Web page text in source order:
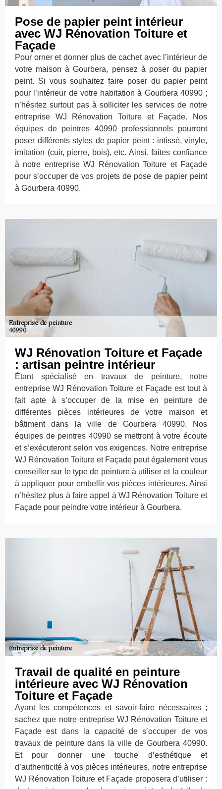
Pose de papier peint intérieur
avec WJ Rénovation Toiture et
Façade
Pour orner et donner plus de cachet avec l’intérieur de
votre maison à Gourbera, pensez à poser du papier
peint. Si vous souhaitez faire poser du papier peint
pour l’intérieur de votre habitation à Gourbera 40990 ;
n’hésitez surtout pas à solliciter les services de notre
entreprise WJ Rénovation Toiture et Façade. Nos
équipes de peintres 40990 professionnels pourront
poser différents styles de papier peint : intissé, vinyle,
imitation (cuir, pierre, bois), etc. Ainsi, faites confiance
à notre entreprise WJ Rénovation Toiture et Façade
pour s’occuper de vos projets de pose de papier peint
à Gourbera 40990.
WJ Rénovation Toiture et Façade
: artisan peintre intérieur
Étant spécialisé en travaux de peinture, notre
entreprise WJ Rénovation Toiture et Façade est tout à
fait apte à s’occuper de la mise en peinture de
différentes pièces intérieures de votre maison et
bâtiment dans la ville de Gourbera 40990. Nos
équipes de peintres 40990 se mettront à votre écoute
et s’exécuteront selon vos exigences. Notre entreprise
WJ Rénovation Toiture et Façade peut également vous
conseiller sur le type de peinture à utiliser et la couleur
à appliquer pour embellir vos pièces intérieures. Ainsi
n’hésitez plus à faire appel à WJ Rénovation Toiture et
Façade pour peindre votre intérieur à Gourbera.
Travail de qualité en peinture
intérieure avec WJ Rénovation
Toiture et Façade
Ayant les compétences et savoir-faire nécessaires ;
sachez que notre entreprise WJ Rénovation Toiture et
Façade est dans la capacité de s’occuper de vos
travaux de peinture dans la ville de Gourbera 40990.
Et pour donner une touche d’esthétique et
d’authenticité à vos pièces intérieures, notre entreprise
WJ Rénovation Toiture et Façade proposera d’utiliser :